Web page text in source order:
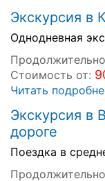
Экскурсия в
Однодневная
Стоимость от:
Читать
Экскурсия в
дороге
Поездка в